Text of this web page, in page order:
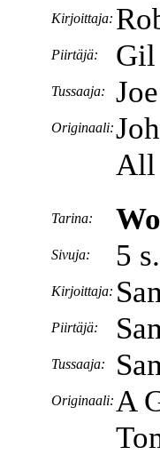
Kirjoittaja:
Piirtäjä: Gil
Tussaaja:
Originaali:
All
Tarina:
Sivuja: 5 s.
Kirjoittaja:
Piirtäjä:
Tussaaja:
Originaali: A